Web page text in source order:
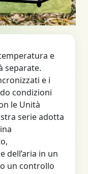
e
separate.
e i
condizioni
le Unità
serie adotta
dell’aria in un
un controllo